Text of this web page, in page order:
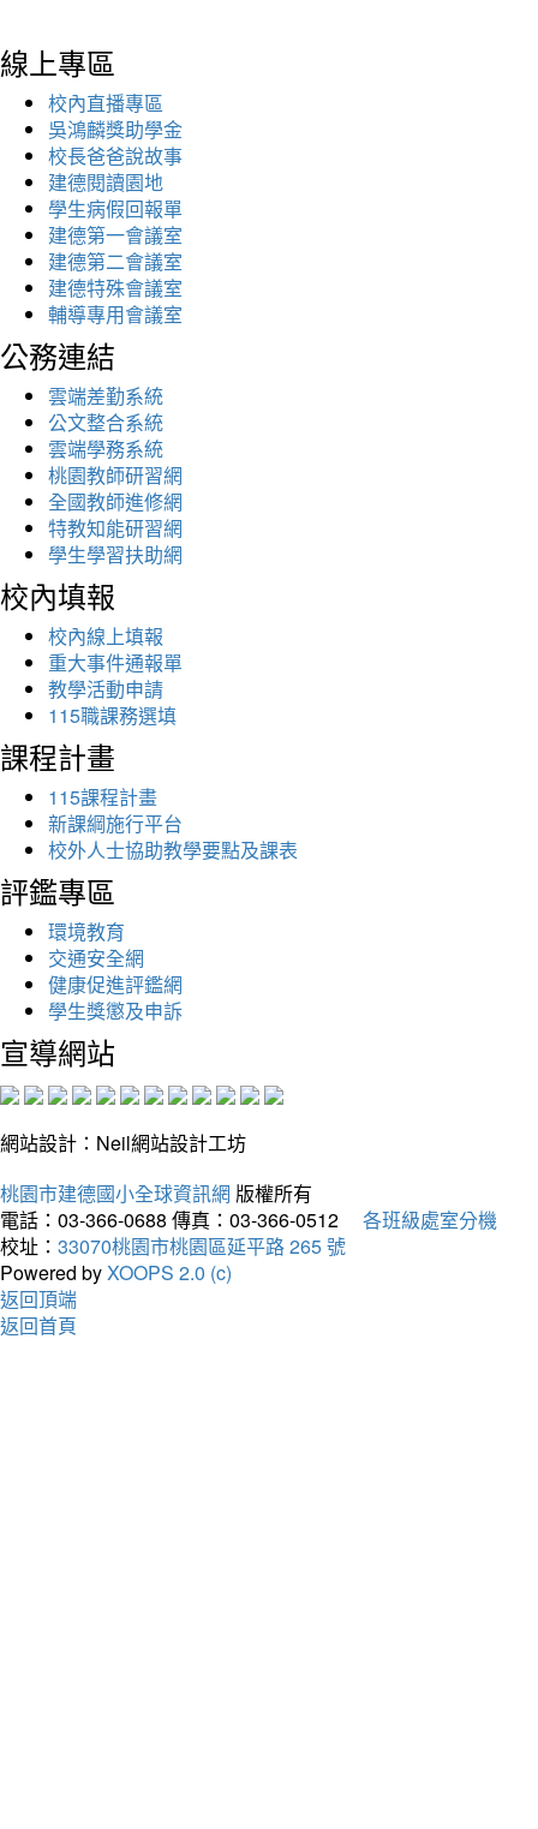
線上專區
校內直播專區
吳鴻麟獎助學金
校長爸爸說故事
建德閱讀園地
學生病假回報單
建德第一會議室
建德第二會議室
建德特殊會議室
輔導專用會議室
公務連結
雲端差勤系統
公文整合系統
雲端學務系統
桃園教師研習網
全國教師進修網
特教知能研習網
學生學習扶助網
校內填報
校內線上填報
重大事件通報單
教學活動申請
115職課務選填
課程計畫
115課程計畫
新課綱施行平台
校外人士協助教學要點及課表
評鑑專區
環境教育
交通安全網
健康促進評鑑網
學生獎懲及申訴
宣導網站
網站設計：Neil網站設計工坊
桃園市建德國小全球資訊網 版權所有
電話：03-366-0688 傳真：03-366-0512
各班級處室分機
校址： 33070桃園市桃園區延平路 265 號
Powered byXOOPS 2.0 (c)
返回頂端
返回首頁